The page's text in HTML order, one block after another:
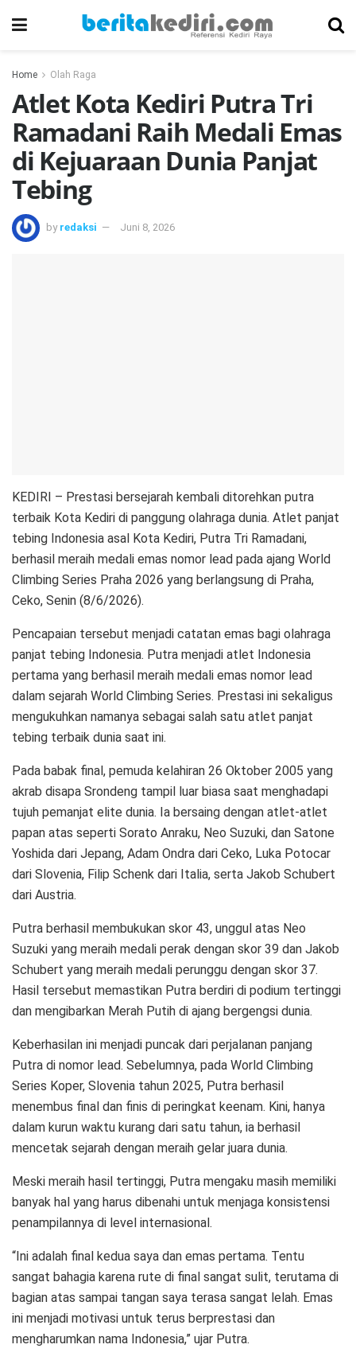
Home Olah Raga
Atlet Kota Kediri Putra Tri
Ramadani Raih Medali Emas
di Kejuaraan Dunia Panjat
Tebing
by redaksi Juni 8, 2026
KEDIRI – Prestasi bersejarah kembali ditorehkan putra
terbaik Kota Kediri di panggung olahraga dunia. Atlet panjat
tebing Indonesia asal Kota Kediri, Putra Tri Ramadani,
berhasil meraih medali emas nomor lead pada ajang World
Climbing Series Praha 2026 yang berlangsung di Praha,
Ceko, Senin (8/6/2026).
Pencapaian tersebut menjadi catatan emas bagi olahraga
panjat tebing Indonesia. Putra menjadi atlet Indonesia
pertama yang berhasil meraih medali emas nomor lead
dalam sejarah World Climbing Series. Prestasi ini sekaligus
mengukuhkan namanya sebagai salah satu atlet panjat
tebing terbaik dunia saat ini.
Pada babak final, pemuda kelahiran 26 Oktober 2005 yang
akrab disapa Srondeng tampil luar biasa saat menghadapi
tujuh pemanjat elite dunia. Ia bersaing dengan atlet-atlet
papan atas seperti Sorato Anraku, Neo Suzuki, dan Satone
Yoshida dari Jepang, Adam Ondra dari Ceko, Luka Potocar
dari Slovenia, Filip Schenk dari Italia, serta Jakob Schubert
dari Austria.
Putra berhasil membukukan skor 43, unggul atas Neo
Suzuki yang meraih medali perak dengan skor 39 dan Jakob
Schubert yang meraih medali perunggu dengan skor 37.
Hasil tersebut memastikan Putra berdiri di podium tertinggi
dan mengibarkan Merah Putih di ajang bergengsi dunia.
Keberhasilan ini menjadi puncak dari perjalanan panjang
Putra di nomor lead. Sebelumnya, pada World Climbing
Series Koper, Slovenia tahun 2025, Putra berhasil
menembus final dan finis di peringkat keenam. Kini, hanya
dalam kurun waktu kurang dari satu tahun, ia berhasil
mencetak sejarah dengan meraih gelar juara dunia.
Meski meraih hasil tertinggi, Putra mengaku masih memiliki
banyak hal yang harus dibenahi untuk menjaga konsistensi
penampilannya di level internasional.
“Ini adalah final kedua saya dan emas pertama. Tentu
sangat bahagia karena rute di final sangat sulit, terutama di
bagian atas sampai tangan saya terasa sangat lelah. Emas
ini menjadi motivasi untuk terus berprestasi dan
mengharumkan nama Indonesia,” ujar Putra.